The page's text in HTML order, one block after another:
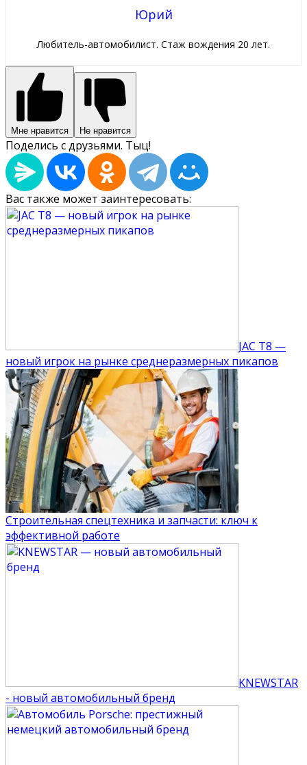
Юрий
Любитель-автомобилист. Стаж вождения 20 лет.
Мне нравится Не нравится
Поделись с друзьями. Тыц!
Вас также может заинтересовать:
JAC T8 —
новый игрок на рынке среднеразмерных пикапов
Строительная спецтехника и запчасти: ключ к
эффективной работе
KNEWSTAR
- новый автомобильный бренд